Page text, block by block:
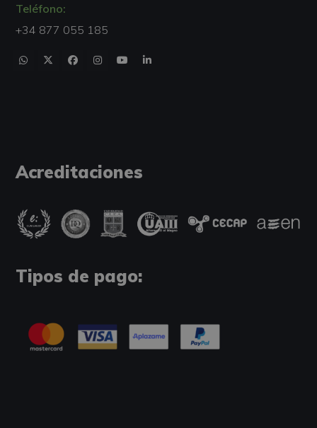
Teléfono:
+34 877 055 185
Acreditaciones
Tipos de pago: